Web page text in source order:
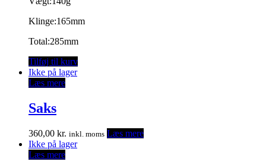
Klinge:165mm
Total:285mm
Tilføj til kurv
Ikke på lager
Læs mere
Saks
360,00 kr. inkl. moms Læs mere
Ikke på lager
Læs mere